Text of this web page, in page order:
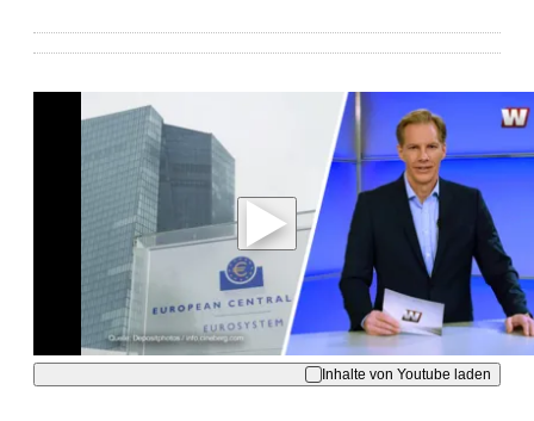
Mit der Wiedergabe dieses Videos werden
Daten an Youtube übertragen.
Hinweise dazu erhalten Sie in der Datenschutzerklärung
Akzeptieren
Inhalte von Youtube laden